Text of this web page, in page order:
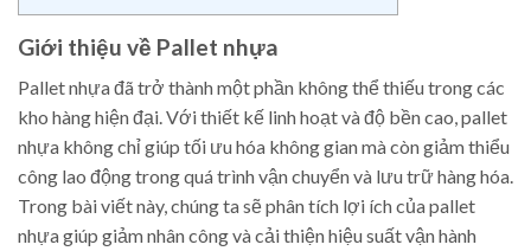
Giới thiệu về Pallet nhựa
Pallet nhựa đã trở thành một phần không thể thiếu trong các
kho hàng hiện đại. Với thiết kế linh hoạt và độ bền cao, pallet
nhựa không chỉ giúp tối ưu hóa không gian mà còn giảm thiểu
công lao động trong quá trình vận chuyển và lưu trữ hàng hóa.
Trong bài viết này, chúng ta sẽ phân tích lợi ích của pallet
nhựa giúp giảm nhân công và cải thiện hiệu suất vận hành